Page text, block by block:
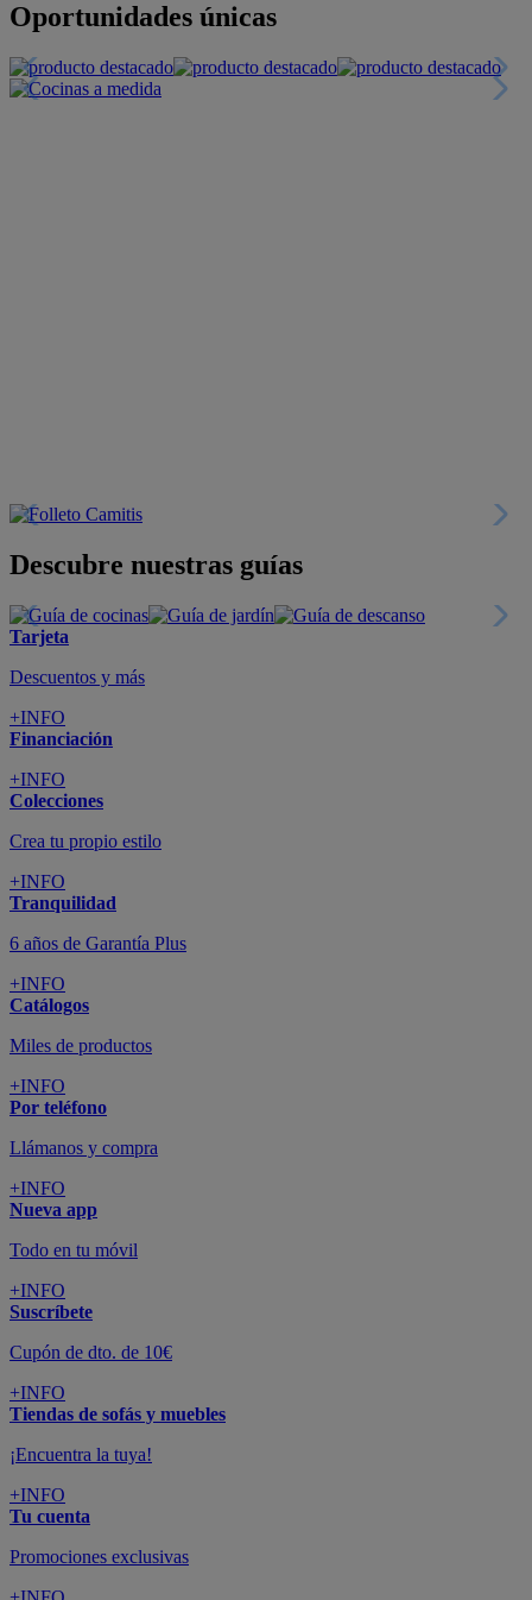
Oportunidades únicas
Descubre nuestras guías
Tarjeta
Descuentos y más
+INFO
Financiación
+INFO
Colecciones
Crea tu propio estilo
+INFO
Tranquilidad
6 años de Garantía Plus
+INFO
Catálogos
Miles de productos
+INFO
Por teléfono
Llámanos y compra
+INFO
Nueva app
Todo en tu móvil
+INFO
Suscríbete
Cupón de dto. de 10€
+INFO
Tiendas de sofás y muebles
¡Encuentra la tuya!
+INFO
Tu cuenta
Promociones exclusivas